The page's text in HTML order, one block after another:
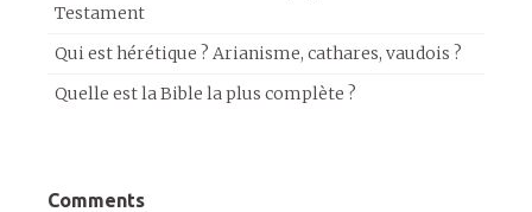
Testament
Qui est hérétique ? Arianisme, cathares, vaudois ?
Quelle est la Bible la plus complète ?
Comments